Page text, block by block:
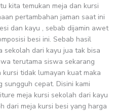
kita temukan meja dan kursi
pertambahan jaman saat ini
dan kayu , sebab dijamin awet
besi ini. Sebab hasil
sekolah dari kayu jua tak bisa
terutama siswa sekarang
tidak lumayan kuat maka
sungguh cepat. Disini kami
meja kursi sekolah dari kayu
dari meja kursi besi yang harga